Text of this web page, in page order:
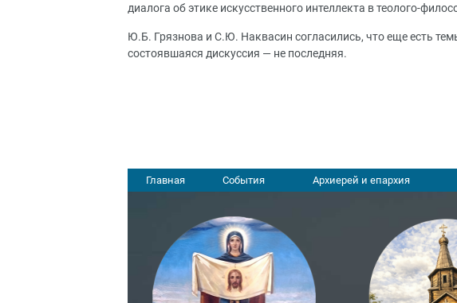
диалога об этике искусственного интеллекта в теолого-
Ю.Б. Грязнова и С.Ю. Наквасин согласились, что еще есть
состоявшаяся дискуссия — не последняя.
Главная События Архиерей и епархия